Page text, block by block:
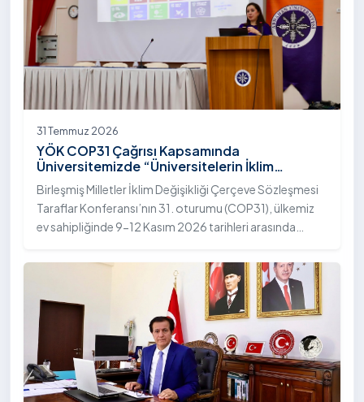
Yerleşkesi ev sahipliğinde tamamlandı.
31 Temmuz 2026
YÖK COP31 Çağrısı Kapsamında
Üniversitemizde “Üniversitelerin İklim
Diplomasisindeki Rolü” Konulu Bilgilendirme
Toplantısı Yapıldı
Birleşmiş Milletler İklim Değişikliği Çerçeve Sözleşmesi
Taraflar Konferansı’nın 31. oturumu (COP31), ülkemiz
ev sahipliğinde 9-12 Kasım 2026 tarihleri arasında
Yükseköğretim Kurulu (YÖK), üniversitelerin akademik
katkı ve proje bildirimlerini koordine etme çağrısında
bulundu. Ardahan Üniversitesinde 31 Temmuz 2026
tarihinde bu çağrıya yönelik bir ön hazırlık toplantısı
düzenlendi.